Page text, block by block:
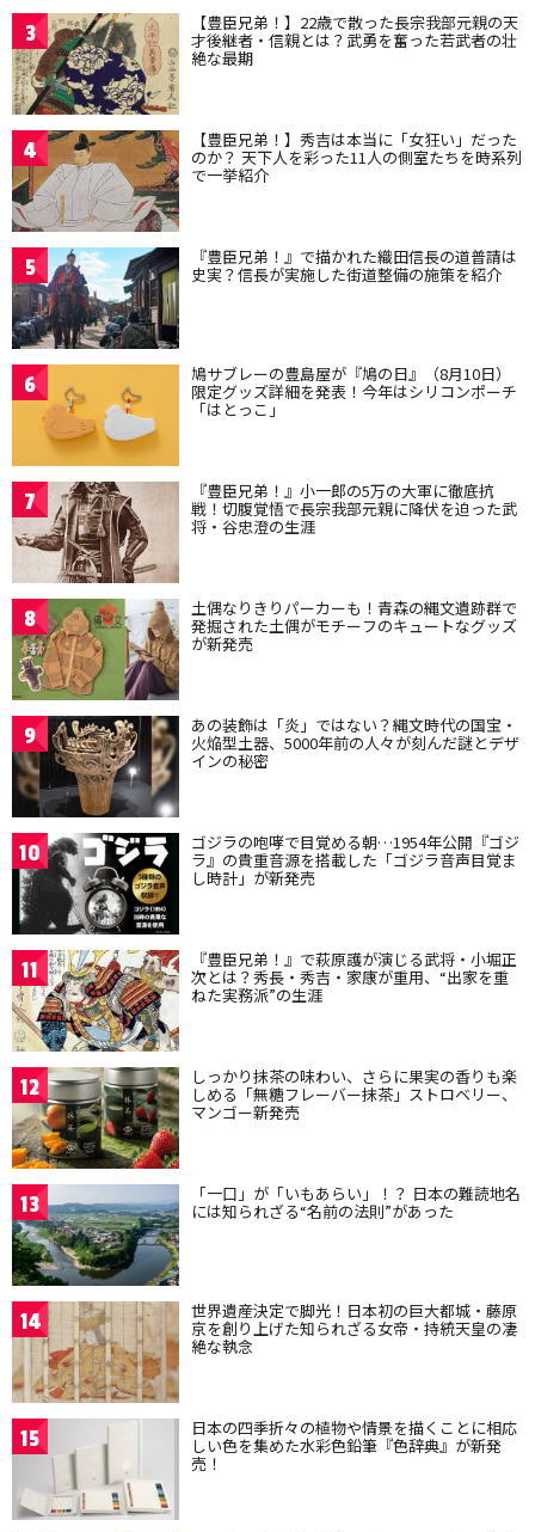
3 【豊臣兄弟！】22歳で散った長宗我部元親の天
才後継者・信親とは？武勇を奮った若武者の壮
絶な最期
4 【豊臣兄弟！】秀吉は本当に「女狂い」だった
のか？ 天下人を彩った11人の側室たちを時系列
で一挙紹介
5 『豊臣兄弟！』で描かれた織田信長の道普請は
史実？信長が実施した街道整備の施策を紹介
6 鳩サブレーの豊島屋が『鳩の日』（8月10日）
限定グッズ詳細を発表！今年はシリコンポーチ
「はとっこ」
7 『豊臣兄弟！』小一郎の5万の大軍に徹底抗
戦！切腹覚悟で長宗我部元親に降伏を迫った武
将・谷忠澄の生涯
8 土偶なりきりパーカーも！青森の縄文遺跡群で
発掘された土偶がモチーフのキュートなグッズ
が新発売
9 あの装飾は「炎」ではない？縄文時代の国宝・
火焔型土器、5000年前の人々が刻んだ謎とデザ
インの秘密
10 ゴジラの咆哮で目覚める朝…1954年公開『ゴジ
ラ』の貴重音源を搭載した「ゴジラ音声目覚ま
し時計」が新発売
11 『豊臣兄弟！』で萩原護が演じる武将・小堀正
次とは？秀長・秀吉・家康が重用、“出家を重
ねた実務派”の生涯
12 しっかり抹茶の味わい、さらに果実の香りも楽
しめる「無糖フレーバー抹茶」ストロベリー、
マンゴー新発売
13 「一口」が「いもあらい」！？ 日本の難読地名
には知られざる“名前の法則”があった
14 世界遺産決定で脚光！日本初の巨大都城・藤原
京を創り上げた知られざる女帝・持統天皇の凄
絶な執念
15 日本の四季折々の植物や情景を描くことに相応
しい色を集めた水彩色鉛筆『色辞典』が新発
売！